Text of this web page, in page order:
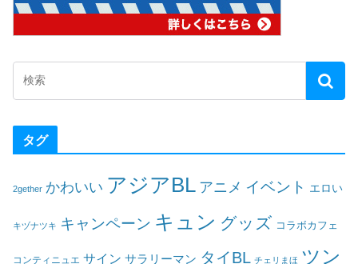
タグ
2gether かわいい アジアBL アニメ イベント エロい
キヅナツキ キャンペーン キュン グッズ コラボカフェ
コンティニュエ サイン サラリーマン タイBL チェリまほ ツン